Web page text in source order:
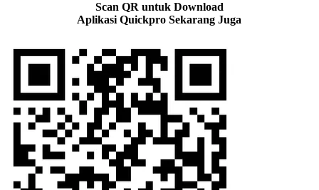
Scan QR untuk Download
Aplikasi Quickpro Sekarang Juga